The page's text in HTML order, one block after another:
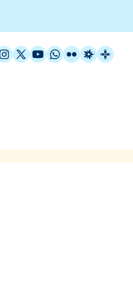
X / Twitter
YouTube
WhatsApp
FlickrRadio
de